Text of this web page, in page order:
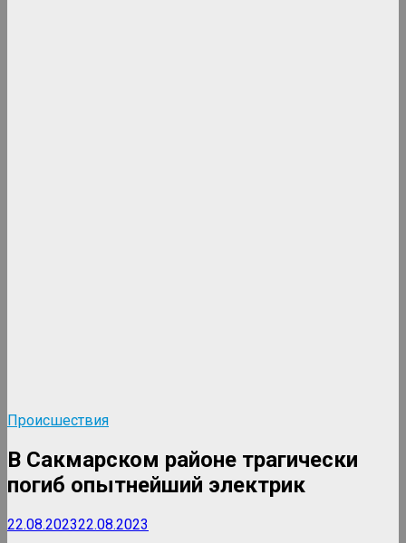
Происшествия
В Сакмарском районе трагически
погиб опытнейший электрик
22.08.202322.08.2023